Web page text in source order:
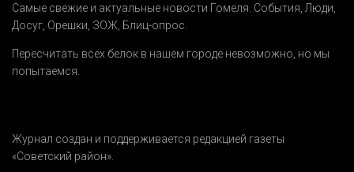
Самые свежие и актуальные новости Гомеля. События Люди
Досуг Орешки ЗОЖ Блиц-опрос
Пересчитать всех белок в нашем городе невозможно, но мы
попытаемся.
Журнал создан и поддерживается редакцией газеты
«Советский район».